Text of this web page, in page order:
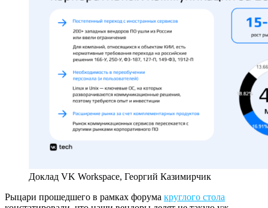
Доклад VK Workspace, Георгий Казимирчик
Рыцари прошедшего в рамках форума круглого стола